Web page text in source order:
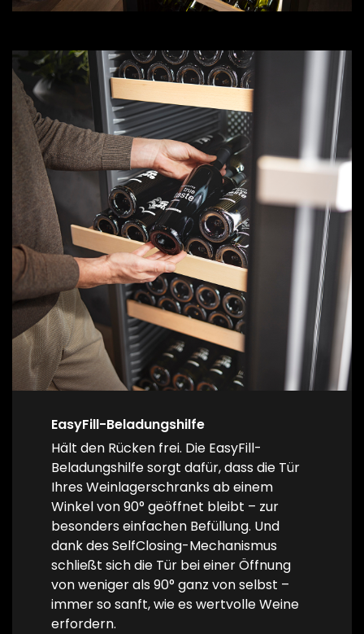
EasyFill-Beladungshilfe
Hält den Rücken frei. Die EasyFill-
Beladungshilfe sorgt dafür, dass die Tür
Ihres Weinlagerschranks ab einem
Winkel von 90° geöffnet bleibt – zur
besonders einfachen Befüllung. Und
dank des SelfClosing-Mechanismus
schließt sich die Tür bei einer Öffnung
von weniger als 90° ganz von selbst –
immer so sanft, wie es wertvolle Weine
erfordern.